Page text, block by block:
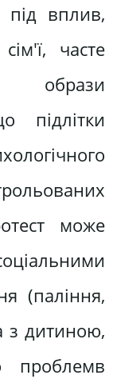
під вплив,
часте
образи
підлітки
може
(паління,
з дитиною,
проблемв